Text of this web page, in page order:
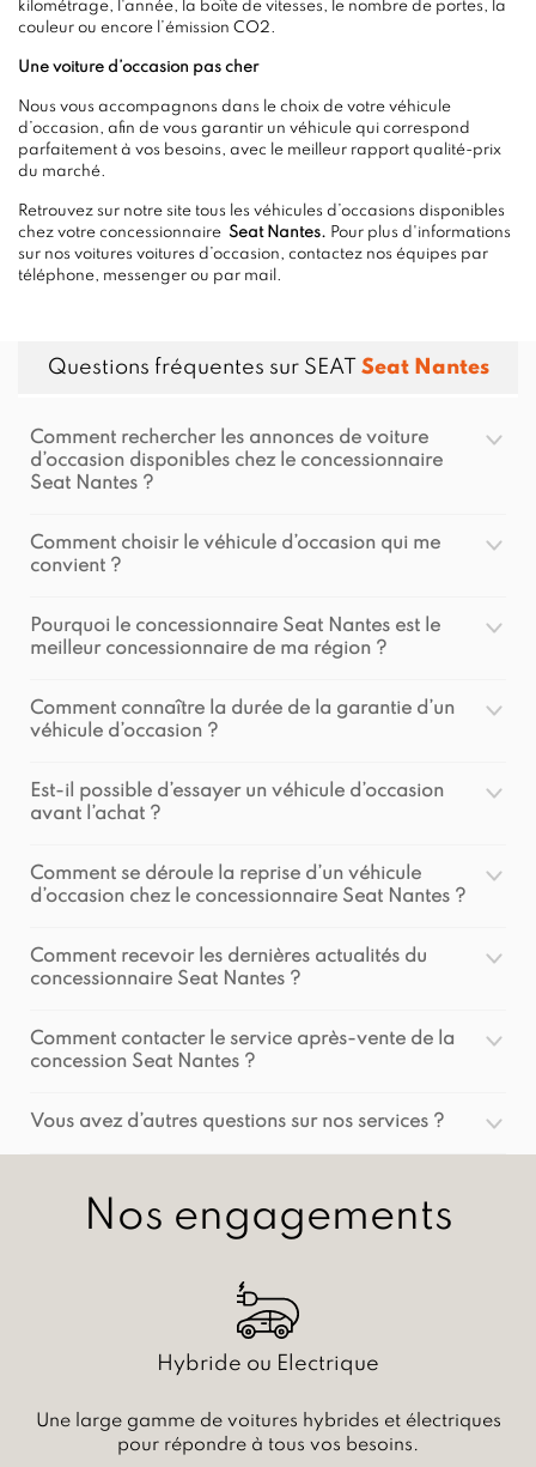
kilométrage, l'année, la boîte de vitesses, le nombre de portes, la
couleur ou encore l’émission CO2.
Une voiture d’occasion pas cher
Nous vous accompagnons dans le choix de votre véhicule
d’occasion, afin de vous garantir un véhicule qui correspond
parfaitement à vos besoins, avec le meilleur rapport qualité-prix
du marché.
Retrouvez sur notre site tous les véhicules d’occasions disponibles
chez votre concessionnaire Seat Nantes. Pour plus d'informations
sur nos voitures voitures d’occasion, contactez nos équipes par
téléphone, messenger ou par mail.
Questions fréquentes sur SEAT Seat Nantes
Comment rechercher les annonces de voiture
d’occasion disponibles chez le concessionnaire
Seat Nantes ?
Comment choisir le véhicule d’occasion qui me
convient ?
Pourquoi le concessionnaire Seat Nantes est le
meilleur concessionnaire de ma région ?
Comment connaître la durée de la garantie d’un
véhicule d’occasion ?
Est-il possible d’essayer un véhicule d’occasion
avant l’achat ?
Comment se déroule la reprise d’un véhicule
d’occasion chez le concessionnaire Seat Nantes ?
Comment recevoir les dernières actualités du
concessionnaire Seat Nantes ?
Comment contacter le service après-vente de la
concession Seat Nantes ?
Vous avez d’autres questions sur nos services ?
Nos engagements
Hybride ou Electrique
Une large gamme de voitures hybrides et électriques
pour répondre à tous vos besoins.